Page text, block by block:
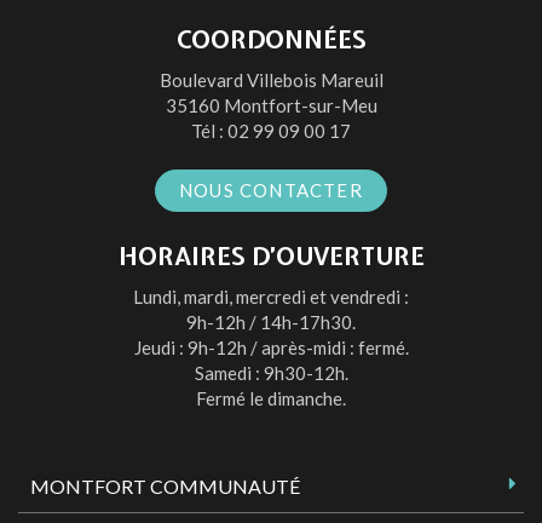
le
compte
Facebook
le
compte
Twitter
le
compte
Instagram
la
chaîne
Youtube
COORDONNÉES
Boulevard Villebois Mareuil
35160 Montfort-sur-Meu
Tél : 02 99 09 00 17
NOUS CONTACTER
HORAIRES D’OUVERTURE
Lundi, mardi, mercredi et vendredi :
9h-12h / 14h-17h30.
Jeudi : 9h-12h / après-midi : fermé.
Samedi : 9h30-12h.
Fermé le dimanche.
MONTFORT COMMUNAUTÉ